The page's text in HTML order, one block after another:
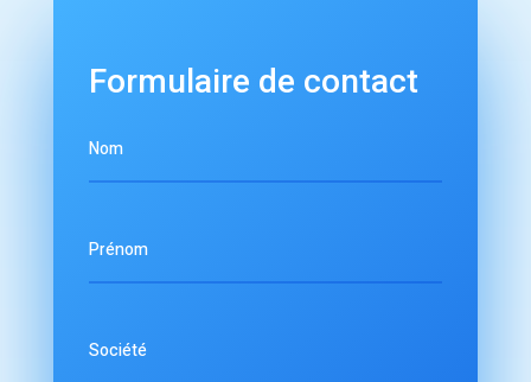
Formulaire de contact